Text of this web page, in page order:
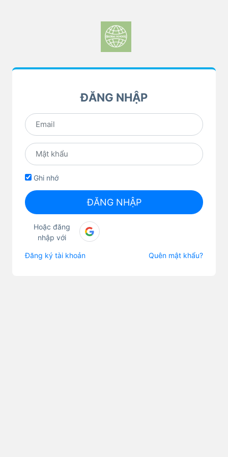
ĐĂNG NHẬP
Ghi nhớ
ĐĂNG NHẬP
Hoặc đăng
nhập với
Đăng ký tài khoản Quên mật khẩu?